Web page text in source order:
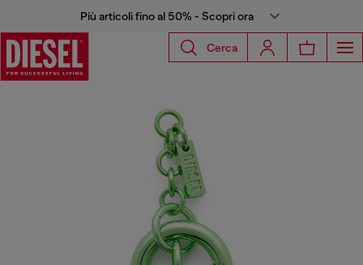
Più articoli fino al 50% - Scopri ora
Cerca